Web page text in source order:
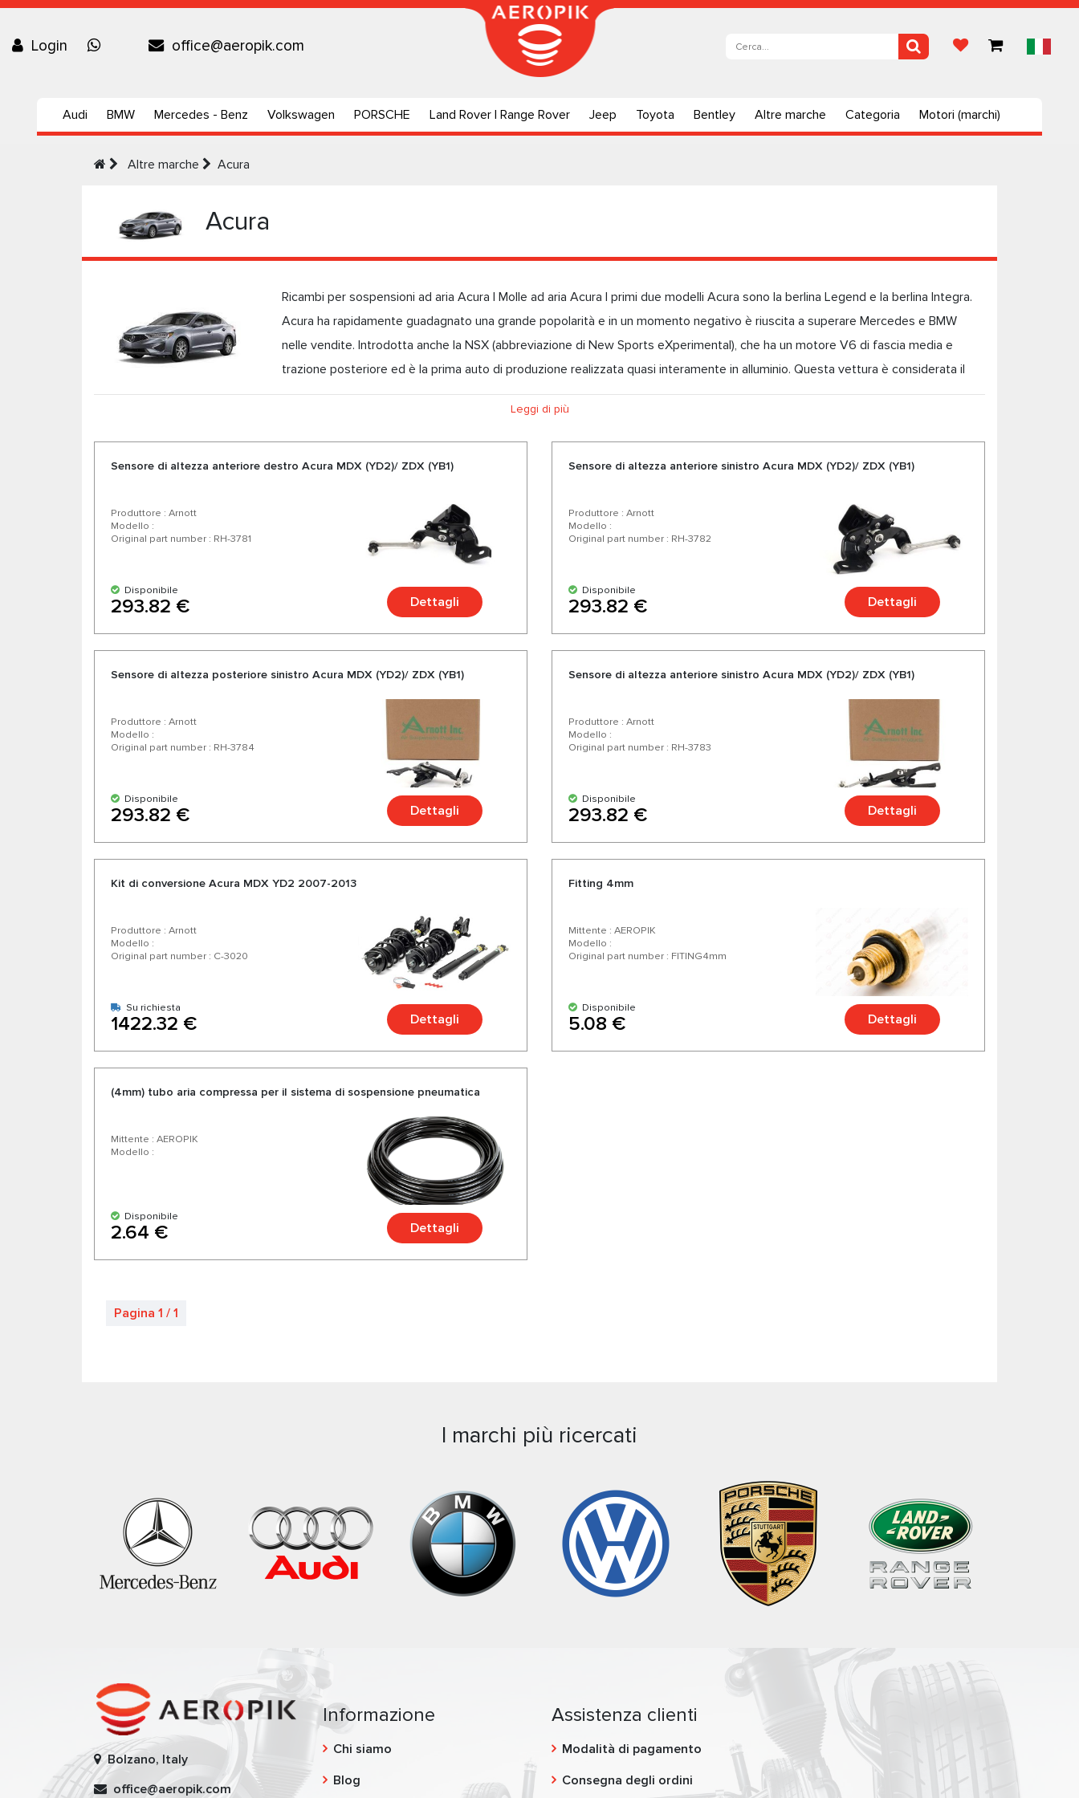
Login office@aeropik.com
Audi BMW Mercedes - Benz Volkswagen PORSCHE Land Rover | Range Rover Jeep Toyota Bentley Altre marche Categoria Motori (marchi)
Altre marche Acura
Acura
Ricambi per sospensioni ad aria Acura | Molle ad aria Acura I primi due modelli Acura sono la berlina Legend e la berlina Integra.
Acura ha rapidamente guadagnato una grande popolarità e in un momento negativo è riuscita a superare Mercedes e BMW
nelle vendite. Introdotta anche la NSX (abbreviazione di New Sports eXperimental), che ha un motore V6 di fascia media e
trazione posteriore ed è la prima auto di produzione realizzata quasi interamente in alluminio. Questa vettura è considerata il
primo modello giapponese che può contare su Ferrari e Porsche. Per la facilità d'uso e di manutenzione, oltre che per la qualità della lavorazione e l'affidabilità, è
definita la "supercar per tutti i giorni". Poco dopo, è apparsa Akura Weiger, una berlina della classe media.
Leggi di più
Sensore di altezza anteriore destro Acura MDX (YD2)/ ZDX (YB1)
Produttore : Arnott
Modello :
Original part number : RH-3781
Disponibile
293.82 € Dettagli
Sensore di altezza anteriore sinistro Acura MDX (YD2)/ ZDX (YB1)
Produttore : Arnott
Modello :
Original part number : RH-3782
Disponibile
293.82 € Dettagli
Sensore di altezza posteriore sinistro Acura MDX (YD2)/ ZDX (YB1)
Produttore : Arnott
Modello :
Original part number : RH-3784
Disponibile
293.82 € Dettagli
Sensore di altezza anteriore sinistro Acura MDX (YD2)/ ZDX (YB1)
Produttore : Arnott
Modello :
Original part number : RH-3783
Disponibile
293.82 € Dettagli
Kit di conversione Acura MDX YD2 2007-2013
Produttore : Arnott
Modello :
Original part number : C-3020
Su richiesta
1422.32 € Dettagli
Fitting 4mm
Mittente : AEROPIK
Modello :
Original part number : FITING4mm
Disponibile
5.08 € Dettagli
(4mm) tubo aria compressa per il sistema di sospensione pneumatica
Mittente : AEROPIK
Modello :
Disponibile
2.64 € Dettagli
Pagina 1 / 1
I marchi più ricercati
Bolzano, Italy
office@aeropik.com
Informazione
Chi siamo
Blog
Assistenza clienti
Modalità di pagamento
Consegna degli ordini